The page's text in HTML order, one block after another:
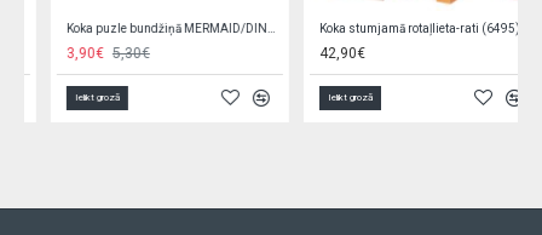
Koka puzle bundžiņā MERMAID/DINO KX5364/1
3,90€ 5,30€
Ielikt grozā
Koka stumjamā rotaļlieta-rati (6495)
42,90€
Ielikt grozā